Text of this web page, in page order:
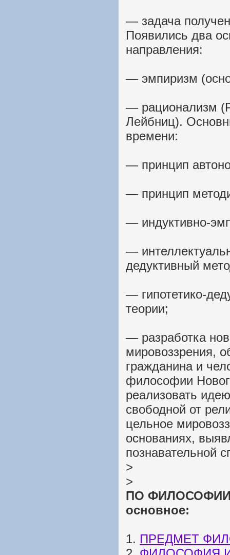
— задача
Появились два
направления:
— эмпиризм
— рационализм
Лейбниц).
времени:
— принцип
— принцип
— индуктивно-
—
дедуктивный
— гипотетико-
теории;
— разработка
мировоззрения,
гражданина и
философии
реализовать
свободной от
цельное
основаниях,
познавательной
>
>
ПО ФИЛОСОФИИ:
основное:
1. ПРЕДМЕТ